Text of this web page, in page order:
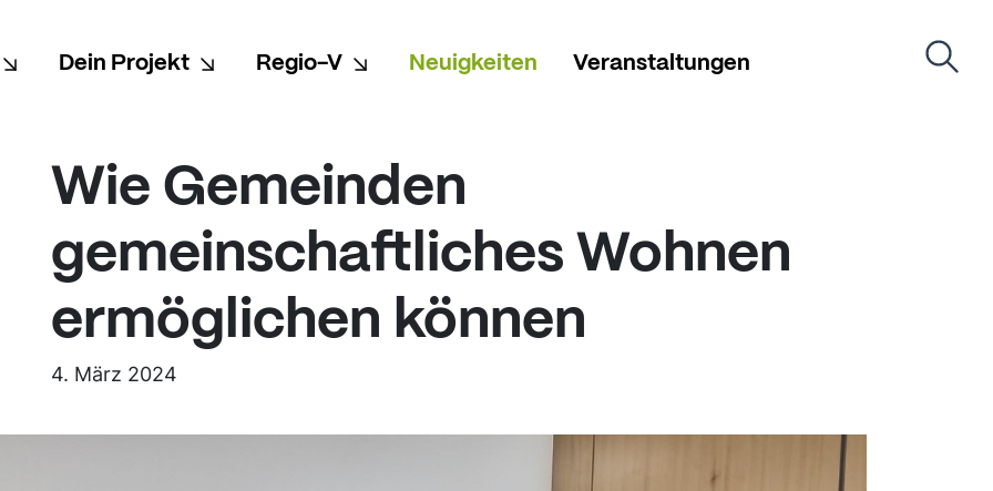
Dein Projekt Regio-V Neuigkeiten Veranstaltungen
Wie Gemeinden
gemeinschaftliches Wohnen
ermöglichen können
4. März 2024